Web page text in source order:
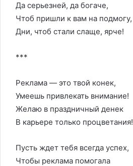
Да серьезней, да богаче,
Чтоб пришли к вам на подмогу,
Дни, чтоб стали слаще, ярче!
***
Реклама — это твой конек,
Умеешь привлекать внимание!
Желаю в праздничный денек
В карьере только процветания!
Пусть ждет тебя всегда успех,
Чтобы реклама помогала